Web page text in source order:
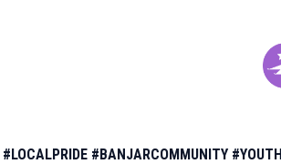
#LOCALPRIDE #BANJARCOMMUNITY